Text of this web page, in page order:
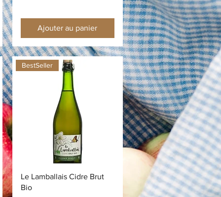
Ajouter au panier
Aperçu rapide
BestSeller
Le Lamballais Cidre Brut
Bio